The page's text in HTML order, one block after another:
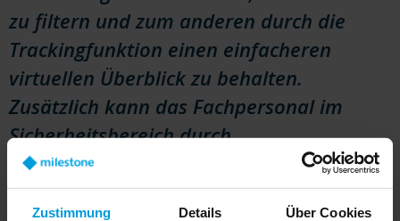
Zustimmung Details Über Cookies
zu filtern und zum anderen durch die
Trackingfunktion einen einfacheren
virtuellen Überblick zu behalten.
Zusätzlich kann das Fachpersonal im
Sicherheitsbereich durch
Videotechnologien unterstützt und
entlastet werden.